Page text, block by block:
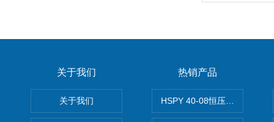
关于我们
关于我们
热销产品
HSPY 40-08恒压恒流恒功率